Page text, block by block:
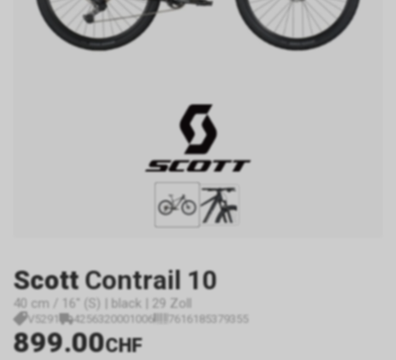
Scott Contrail 10
40 cm / 16" (S) | black | 29 Zoll
V5291 4256320001006 7616185379355
899.00CHF